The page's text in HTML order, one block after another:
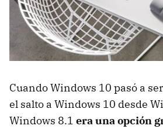
Cuando Windows 10 pasó a
el salto a Windows 10 desde
Windows 8.1 era una opción